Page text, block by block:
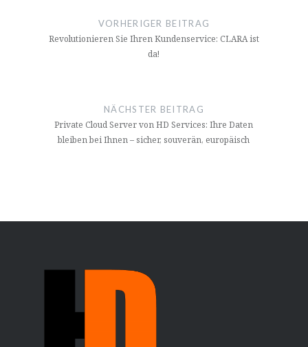
VORHERIGER BEITRAG
Revolutionieren Sie Ihren Kundenservice: CLARA ist
da!
NÄCHSTER BEITRAG
Private Cloud Server von HD Services: Ihre Daten
bleiben bei Ihnen – sicher, souverän, europäisch